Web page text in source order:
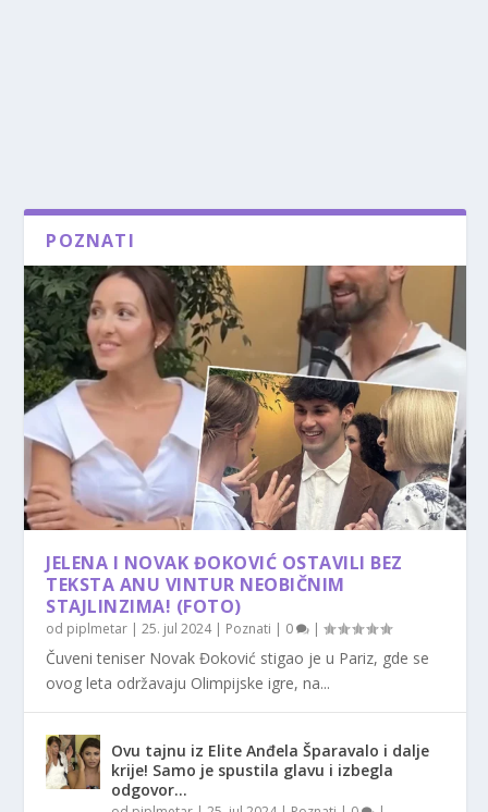
POZNATI
JELENA I NOVAK ĐOKOVIĆ OSTAVILI BEZ
TEKSTA ANU VINTUR NEOBIČNIM
STAJLINZIMA! (FOTO)
od piplmetar |25. jul 2024| Poznati | 0 |
Čuveni teniser Novak Đoković stigao je u Pariz, gde se
ovog leta održavaju Olimpijske igre, na...
Ovu tajnu iz Elite Anđela Šparavalo i dalje
krije! Samo je spustila glavu i izbegla
odgovor…